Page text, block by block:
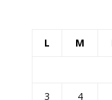
L M
3
4